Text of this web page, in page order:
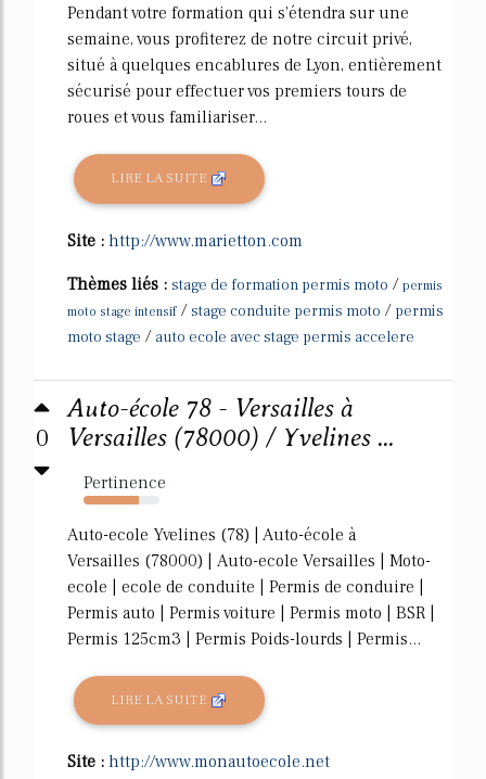
Pendant votre formation qui s'étendra sur une
semaine, vous profiterez de notre circuit privé,
situé à quelques encablures de Lyon, entièrement
sécurisé pour effectuer vos premiers tours de
roues et vous familiariser...
LIRE LA SUITE
Site : http://www.marietton.com
Thèmes liés : stage de formation permis moto / permis
moto stage intensif /stage conduite permis moto / permis
moto stage / auto ecole avec stage permis accelere
0
Auto-école 78 - Versailles à
Versailles (78000) / Yvelines ...
Pertinence
73%
Auto-ecole Yvelines (78) | Auto-école à
Versailles (78000) | Auto-ecole Versailles | Moto-
ecole | ecole de conduite | Permis de conduire |
Permis auto | Permis voiture | Permis moto | BSR |
Permis 125cm3 | Permis Poids-lourds | Permis...
LIRE LA SUITE
Site : http://www.monautoecole.net